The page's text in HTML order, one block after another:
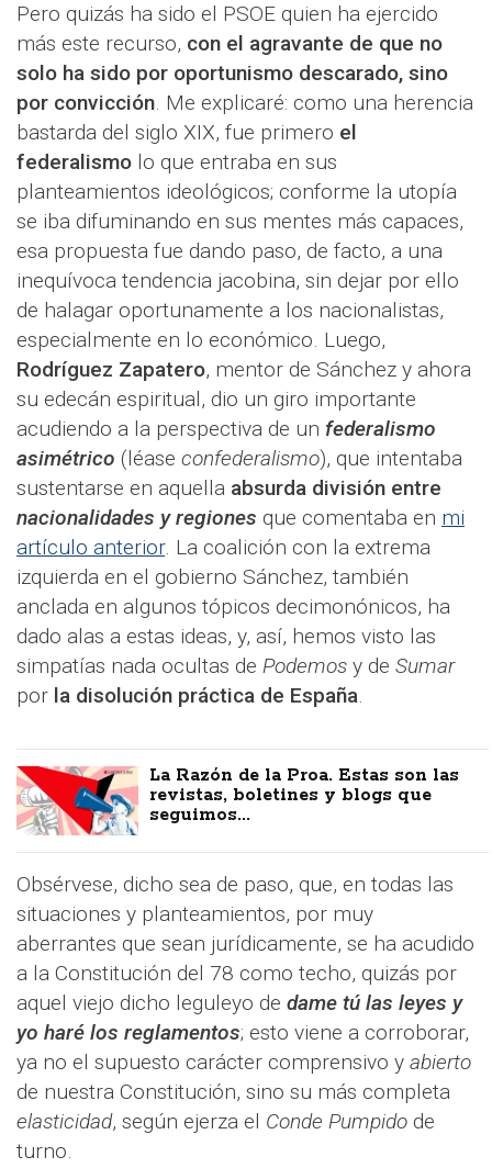
Pero quizás ha sido el PSOE quien ha ejercido
más este recurso, con el agravante de que no
solo ha sido por oportunismo descarado, sino
por convicción. Me explicaré: como una herencia
bastarda del siglo XIX, fue primero el
federalismo lo que entraba en sus
planteamientos ideológicos; conforme la utopía
se iba difuminando en sus mentes más capaces,
esa propuesta fue dando paso, de facto, a una
inequívoca tendencia jacobina, sin dejar por ello
de halagar oportunamente a los nacionalistas,
especialmente en lo económico. Luego,
Rodríguez Zapatero, mentor de Sánchez y ahora
su edecán espiritual, dio un giro importante
acudiendo a la perspectiva de un federalismo
asimétrico (léase confederalismo), que intentaba
sustentarse en aquella absurda división entre
nacionalidades y regiones que comentaba en mi
artículo anterior. La coalición con la extrema
izquierda en el gobierno Sánchez, también
anclada en algunos tópicos decimonónicos, ha
dado alas a estas ideas, y, así, hemos visto las
simpatías nada ocultas de Podemos y de Sumar
por la disolución práctica de España.
La Razón de la Proa. Estas son las
revistas, boletines y blogs que
seguimos...
Obsérvese, dicho sea de paso, que, en todas las
situaciones y planteamientos, por muy
aberrantes que sean jurídicamente, se ha acudido
a la Constitución del 78 como techo, quizás por
aquel viejo dicho leguleyo de dame tú las leyes y
yo haré los reglamentos; esto viene a corroborar,
ya no el supuesto carácter comprensivo y abierto
de nuestra Constitución, sino su más completa
elasticidad, según ejerza el Conde Pumpido de
turno.